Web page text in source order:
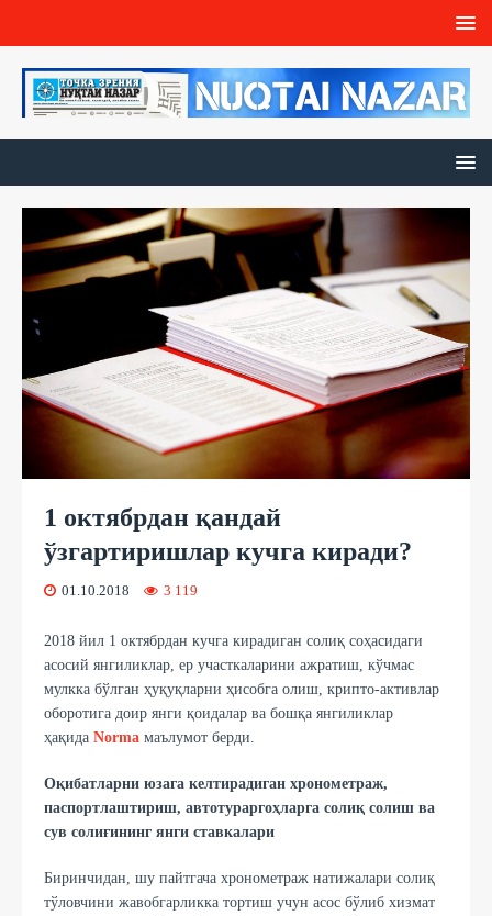
1 октябрдан қандай
ўзгартиришлар кучга киради?
01.10.2018 3 119
2018 йил 1 октябрдан кучга кирадиган солиқ соҳасидаги
асосий янгиликлар, ер участкаларини ажратиш, кўчмас
мулкка бўлган ҳуқуқларни ҳисобга олиш, крипто-активлар
оборотига доир янги қоидалар ва бошқа янгиликлар
ҳақида Norma маълумот берди.
Оқибатларни юзага келтирадиган хронометраж,
паспортлаштириш, автотураргоҳларга солиқ солиш ва
сув солиғининг янги ставкалари
Биринчидан, шу пайтгача хронометраж натижалари солиқ
тўловчини жавобгарликка тортиш учун асос бўлиб хизмат